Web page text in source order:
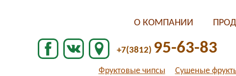
О КОМПАНИИ
+7(3812) 95-63-83
Фруктовые чипсы Сушеные